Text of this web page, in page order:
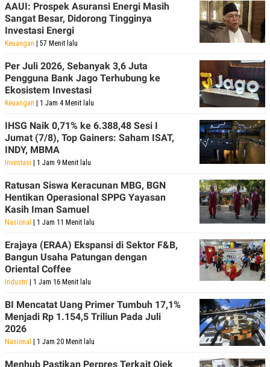
AAUI: Prospek Asuransi Energi Masih
Sangat Besar, Didorong Tingginya
Investasi Energi
Keuangan | 57 Menit lalu
Per Juli 2026, Sebanyak 3,6 Juta
Pengguna Bank Jago Terhubung ke
Ekosistem Investasi
Keuangan | 1 Jam 4 Menit lalu
IHSG Naik 0,71% ke 6.388,48 Sesi I
Jumat (7/8), Top Gainers: Saham ISAT,
INDY, MBMA
Investasi | 1 Jam 9 Menit lalu
Ratusan Siswa Keracunan MBG, BGN
Hentikan Operasional SPPG Yayasan
Kasih Iman Samuel
Nasional | 1 Jam 11 Menit lalu
Erajaya (ERAA) Ekspansi di Sektor F&B,
Bangun Usaha Patungan dengan
Oriental Coffee
Industri | 1 Jam 16 Menit lalu
BI Mencatat Uang Primer Tumbuh 17,1%
Menjadi Rp 1.154,5 Triliun Pada Juli
2026
Nasional | 1 Jam 20 Menit lalu
Menhub Pastikan Perpres Terkait Ojek